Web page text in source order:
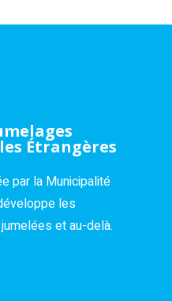
Étrangères
par la Municipalité
les
et au-delà.